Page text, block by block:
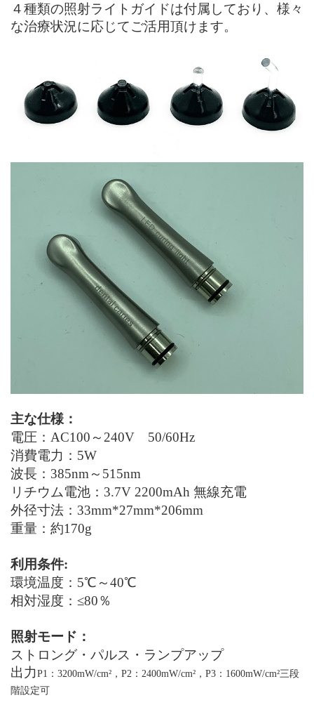
４種類の照射ライトガイドは付属しており、様々
な治療状況に応じてご活用頂けます。
主な仕様：
電圧： AC100～240V 50/60Hz
消費電力 ： 5W
波長： 385nm～515nm
リチウム電池： 3.7V 2200mAh 無線充電
外径寸法： 33mm*27mm*206mm
重量 ： 約170g
利用条件:
環境温度： 5℃～40℃
相対湿度： ≤80％
照射モード：
ストロング・ パルス ・ ランプアップ
出力P1： 3200mW/cm² ，P2：2400mW/cm² ，P3：1600mW/cm²三段
階設定可